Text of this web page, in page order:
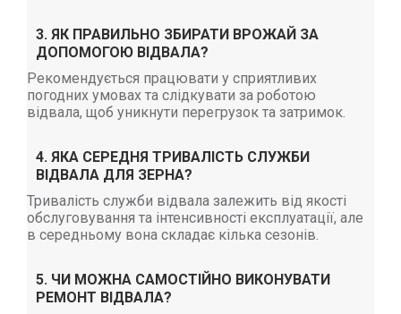
3. ЯК ПРАВИЛЬНО ЗБИРАТИ ВРОЖАЙ ЗА
ДОПОМОГОЮ ВІДВАЛА?
Рекомендується працювати у сприятливих
погодних умовах та слідкувати за роботою
відвала, щоб уникнути перегрузок та затримок.
4. ЯКА СЕРЕДНЯ ТРИВАЛІСТЬ СЛУЖБИ
ВІДВАЛА ДЛЯ ЗЕРНА?
Тривалість служби відвала залежить від якості
обслуговування та інтенсивності експлуатації, але
в середньому вона складає кілька сезонів.
5. ЧИ МОЖНА САМОСТІЙНО ВИКОНУВАТИ
РЕМОНТ ВІДВАЛА?